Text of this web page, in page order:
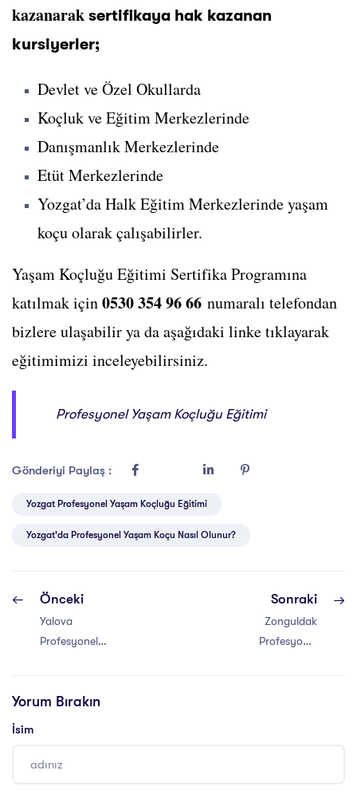
kazanarak sertifikaya hak kazanan
kursiyerler;
Devlet ve Özel Okullarda
Koçluk ve Eğitim Merkezlerinde
Danışmanlık Merkezlerinde
Etüt Merkezlerinde
Yozgat’da Halk Eğitim Merkezlerinde yaşam
koçu olarak çalışabilirler.
Yaşam Koçluğu Eğitimi Sertifika Programına
katılmak için0530 354 96 66 numaralı telefondan
bizlere ulaşabilir ya da aşağıdaki linke tıklayarak
eğitimimizi inceleyebilirsiniz.
Profesyonel Yaşam Koçluğu Eğitimi
Gönderiyi Paylaş :
Yozgat Profesyonel Yaşam Koçluğu Eğitimi
Yozgat'da Profesyonel Yaşam Koçu Nasıl Olunur?
Önceki
Yalova
Profesyonel
Sonraki
Zonguldak
Profesyonel
Yorum Bırakın
İsim